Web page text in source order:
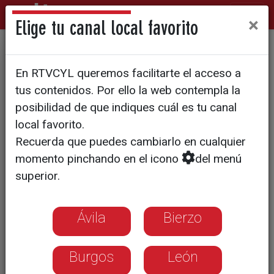
Más complementos que
disfraces
Elige tu canal local favorito ×
En RTVCYL queremos facilitarte el acceso a
tus contenidos. Por ello la web contempla la
posibilidad de que indiques cuál es tu canal
local favorito.
Recuerda que puedes cambiarlo en cualquier
momento pinchando en el icono
del menú
superior.
Ávila Bierzo
Burgos León